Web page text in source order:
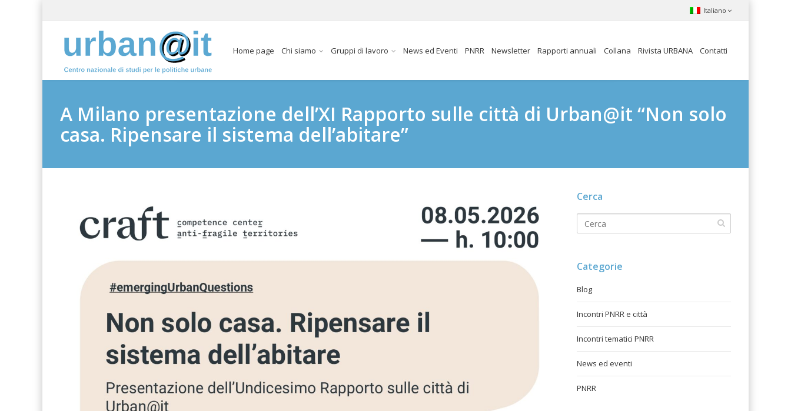
Italiano
Home page Chi siamo Gruppi di lavoro News ed Eventi PNRR Newsletter Rapporti annuali Collana Rivista URBANA Contatti
A Milano presentazione dell’XI Rapporto sulle città di Urban@it “Non solo
casa. Ripensare il sistema dell’abitare”
Cerca
Categorie
Blog
Incontri PNRR e città
Incontri tematici PNRR
News ed eventi
PNRR